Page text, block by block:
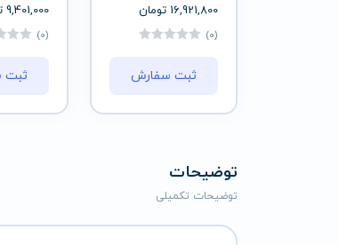
16,921,800 تومان
(0)
ثبت سفارش
9,401,000
(0)
ثبت
توضیحات
توضیحات تکمیلی